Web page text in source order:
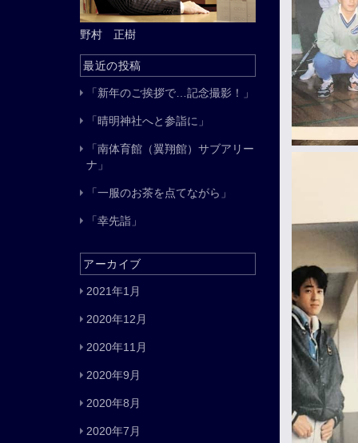
野村 正樹
最近の投稿
「新年のご挨拶で…記念撮影！」
「晴明神社へと参詣に」
「南体育館（翼翔館）サブアリー
ナ」
「一服のお茶を点てながら」
「幸先詣」
アーカイブ
2021年1月
2020年12月
2020年11月
2020年9月
2020年8月
2020年7月